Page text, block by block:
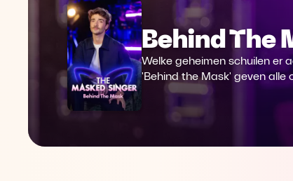
Behind The
Welke geheimen schuilen er
'Behind the Mask' geven alle